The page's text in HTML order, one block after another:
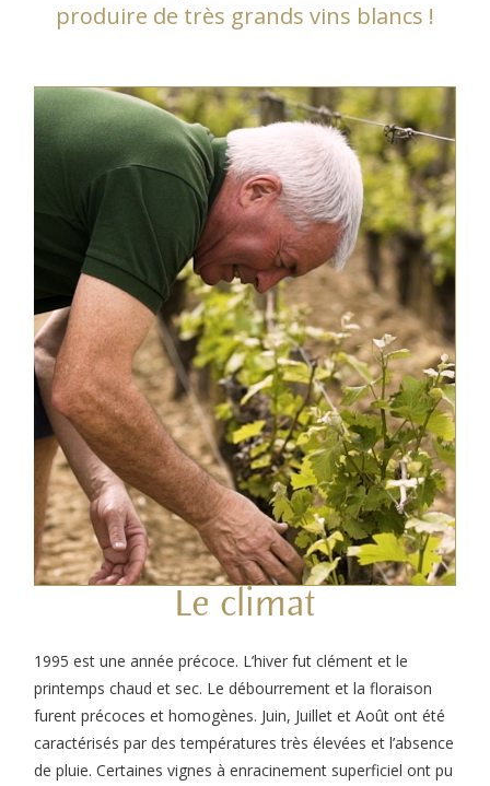
produire de très grands vins blancs !
Le climat
1995 est une année précoce. L’hiver fut clément et le
printemps chaud et sec. Le débourrement et la floraison
furent précoces et homogènes. Juin, Juillet et Août ont été
caractérisés par des températures très élevées et l’absence
de pluie. Certaines vignes à enracinement superficiel ont pu